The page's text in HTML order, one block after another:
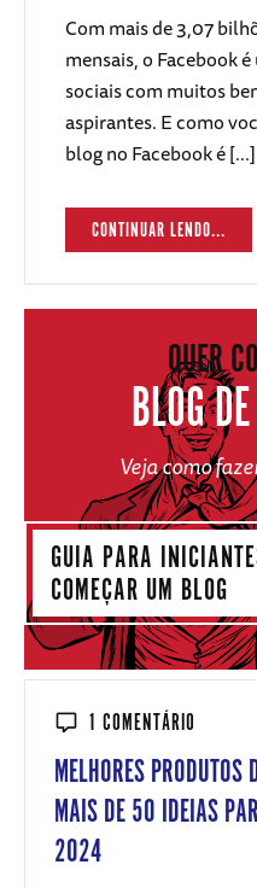
Com mais de 3,07
mensais, o Facebook
sociais com muitos
aspirantes. E como
blog no Facebook é [...]
CONTINUAR LENDO...
QUER
BLOG
Veja como
GUIA PARA
COMEÇAR UM BLOG
1 COMENTÁRIO
MELHORES
MAIS DE 50 IDEIAS
2024